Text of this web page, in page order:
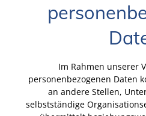
Im Rahmen unserer
personenbezogenen Daten
an andere Stellen,
selbstständige